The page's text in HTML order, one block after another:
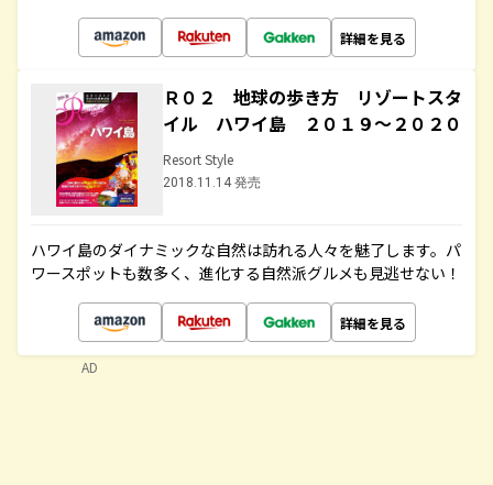
詳細を見る
Ｒ０２ 地球の歩き方 リゾートスタ
イル ハワイ島 ２０１９～２０２０
Resort Style
2018.11.14 発売
ハワイ島のダイナミックな自然は訪れる人々を魅了します。パ
ワースポットも数多く、進化する自然派グルメも見逃せない！
詳細を見る
AD